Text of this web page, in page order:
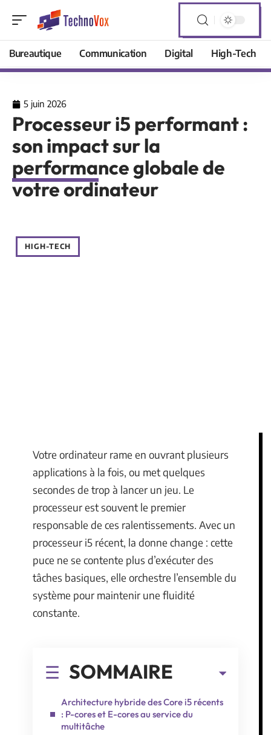
Bureautique Communication Digital High-Tech
5 juin 2026
Processeur i5 performant :
son impact sur la
performance globale de
votre ordinateur
HIGH-TECH
Votre ordinateur rame en ouvrant plusieurs
applications à la fois, ou met quelques
secondes de trop à lancer un jeu. Le
processeur est souvent le premier
responsable de ces ralentissements. Avec un
processeur i5 récent, la donne change : cette
puce ne se contente plus d’exécuter des
tâches basiques, elle orchestre l’ensemble du
système pour maintenir une fluidité
constante.
SOMMAIRE
Architecture hybride des Core i5 récents
: P-cores et E-cores au service du
multitâche